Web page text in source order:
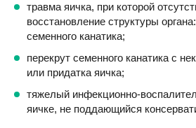
травма яичка, при которой
восстановление структуры
семенного канатика;
перекрут семенного канатика с
или придатка яичка;
тяжелый инфекционно-
яичке, не поддающийся